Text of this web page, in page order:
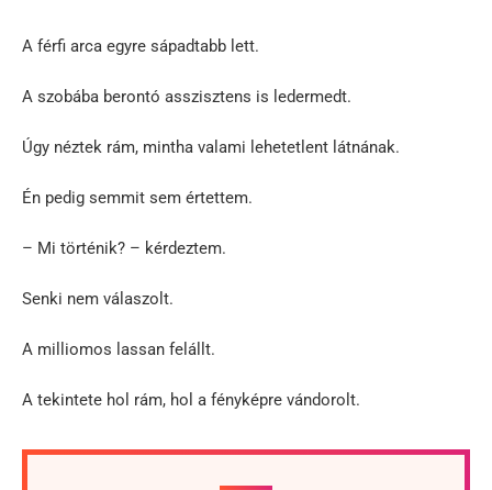
A férfi arca egyre sápadtabb lett.
A szobába berontó asszisztens is ledermedt.
Úgy néztek rám, mintha valami lehetetlent látnának.
Én pedig semmit sem értettem.
– Mi történik? – kérdeztem.
Senki nem válaszolt.
A milliomos lassan felállt.
A tekintete hol rám, hol a fényképre vándorolt.